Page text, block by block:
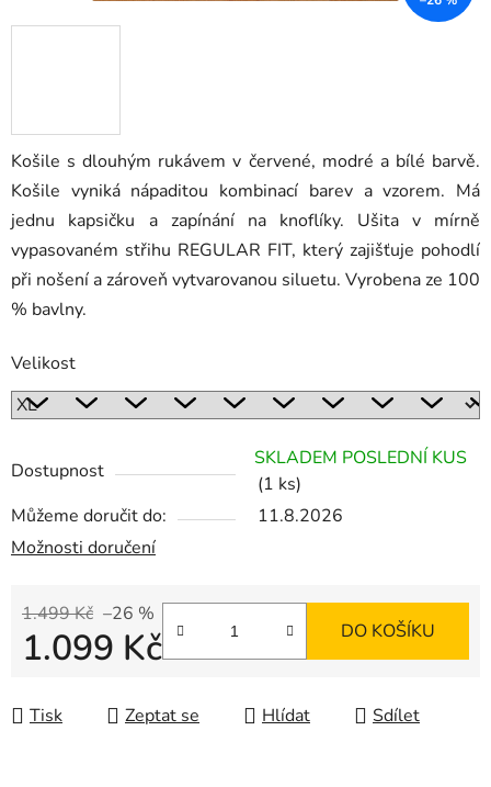
Košile s dlouhým rukávem v červené, modré a bílé barvě.
Košile vyniká nápaditou kombinací barev a vzorem. Má
jednu kapsičku a zapínání na knoflíky.
Ušita v mírně
vypasovaném střihu REGULAR FIT, který zajišťuje pohodlí
při nošení a zároveň vytvarovanou siluetu. Vyrobena ze 100
% bavlny.
Velikost
Dostupnost
SKLADEM POSLEDNÍ KUS
(1 ks)
Můžeme doručit do:
11.8.2026
Možnosti doručení
1.499 Kč –26 %
1.099 Kč DO KOŠÍKU
Tisk Zeptat se Hlídat Sdílet